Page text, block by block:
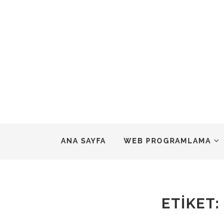
ANA SAYFA WEB PROGRAMLAMA
ETIKET: